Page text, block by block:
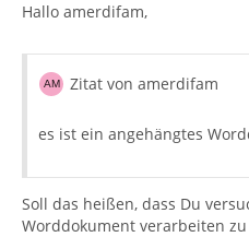
Hallo amerdifam,
Zitat von amerdifam
es ist ein angehängtes
Soll das heißen, dass Du
Worddokument verarbeiten zu